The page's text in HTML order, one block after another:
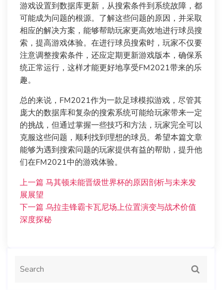
游戏设置到数据库更新，从搜索条件到系统故障，都
可能成为问题的根源。了解这些问题的原因，并采取
相应的解决方案，能够帮助玩家更高效地进行球员搜
索，提高游戏体验。在进行球员搜索时，玩家不仅要
注意调整搜索条件，还应定期更新游戏版本，确保系
统正常运行，这样才能更好地享受FM2021带来的乐
趣。
总的来说，FM2021作为一款足球模拟游戏，尽管其
庞大的数据库和复杂的搜索系统可能给玩家带来一定
的挑战，但通过掌握一些技巧和方法，玩家完全可以
克服这些问题，顺利找到理想的球员。希望本篇文章
能够为遇到搜索问题的玩家提供有益的帮助，提升他
们在FM2021中的游戏体验。
上一篇 马其顿未能晋级世界杯的原因剖析与未来发
展展望
下一篇 乌拉圭锋霸卡瓦尼场上位置演变与战术价值
深度探秘